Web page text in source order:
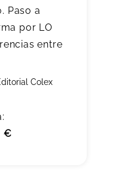
Paso a
por LO
entre
Colex
€